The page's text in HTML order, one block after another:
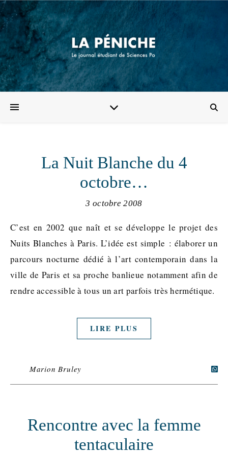
La Nuit Blanche du 4
octobre…
3 octobre 2008
C’est en 2002 que naît et se développe le projet des
Nuits Blanches à Paris. L’idée est simple : élaborer un
parcours nocturne dédié à l’art contemporain dans la
ville de Paris et sa proche banlieue notamment afin de
rendre accessible à tous un art parfois très hermétique.
LIRE PLUS
Marion Bruley
Rencontre avec la femme
tentaculaire